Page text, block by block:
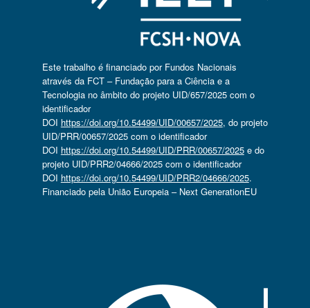
Este trabalho é financiado por Fundos Nacionais
através da FCT – Fundação para a Ciência e a
Tecnologia no âmbito do projeto UID/657/2025 com o
identificador
DOI https://doi.org/10.54499/UID/00657/2025, do projeto
UID/PRR/00657/2025 com o identificador
DOI https://doi.org/10.54499/UID/PRR/00657/2025e do
projeto UID/PRR2/04666/2025 com o identificador
DOI https://doi.org/10.54499/UID/PRR2/04666/2025.
Financiado pela União Europeia – Next GenerationEU